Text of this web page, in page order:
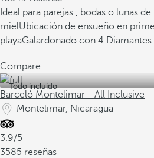
Ideal para parejas , bodas o lunas de
mielUbicación de ensueño en
playaGalardonado con 4 Diamantes
Compare
Todo incluido
Barceló Montelimar - All Inclusive
Montelimar, Nicaragua
3.9/5
3585 reseñas